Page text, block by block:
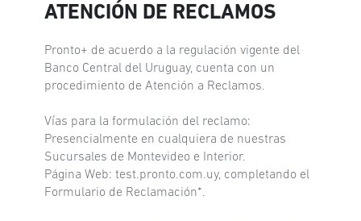
ATENCIÓN DE RECLAMOS
Pronto+ de acuerdo a la regulación vigente del
Banco Central del Uruguay, cuenta con un
procedimiento de Atención a Reclamos.
Vías para la formulación del reclamo:
Presencialmente en cualquiera de nuestras
Sucursales de Montevideo e Interior.
Página Web: test.pronto.com.uy, completando el
Formulario de Reclamación*.